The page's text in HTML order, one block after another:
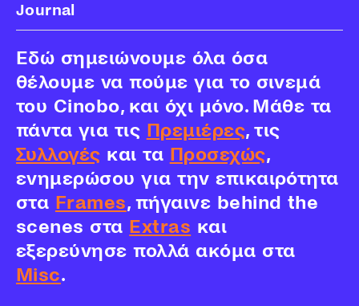
Journal
Εδώ σημειώνουμε όλα όσα
θέλουμε να πούμε για το σινεμά
του Cinobo, και όχι μόνο. Μάθε τα
πάντα για τις Πρεμιέρες, τις
Συλλογές και τα Προσεχώς,
ενημερώσου για την επικαιρότητα
στα Frames, πήγαινε behind the
scenes στα Extras και
εξερεύνησε πολλά ακόμα στα
Misc.